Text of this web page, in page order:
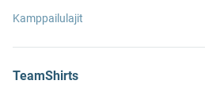
Kamppailulajit
TeamShirts